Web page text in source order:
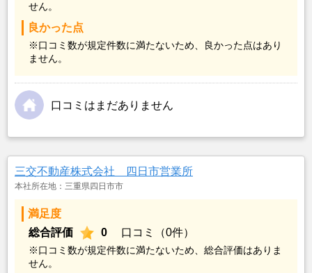
せん。
良かった点
※口コミ数が規定件数に満たないため、良かった点はあり
ません。
口コミはまだありません
三交不動産株式会社 四日市営業所
本社所在地：三重県四日市市
満足度
総合評価
0 口コミ（0件）
※口コミ数が規定件数に満たないため、総合評価はありま
せん。